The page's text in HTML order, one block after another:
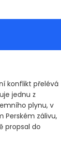
konflikt přelévá
jednu z
plynu, v
Perském zálivu,
propsal do